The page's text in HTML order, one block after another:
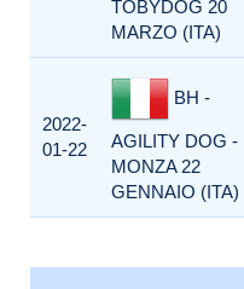
TOBYDOG 20
MARZO (ITA)
2022-
01-22
BH -
AGILITY DOG -
MONZA 22
GENNAIO (ITA)